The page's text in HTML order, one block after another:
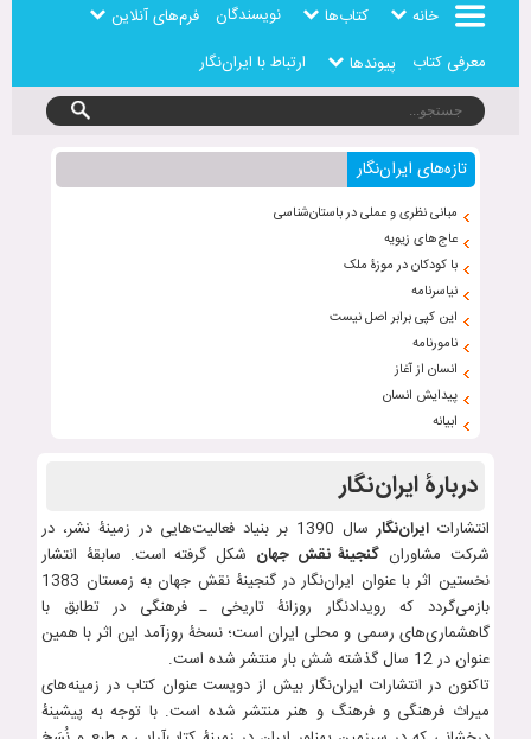
خانه کتاب‌ها نویسندگان
فرم‌های آنلاین
معرفی کتاب
پیوندها ارتباط با ایران‌نگار
تازه‌های ایران‌نگار
مبانی نظری و عملی در باستان‌شناسی
عاج‌های زیویه
با کودکان در موزۀ ملک
نیاسرنامه
این کپی برابر اصل نیست
نامورنامه
انسان از آغاز
پیدایش انسان
ابیانه
دربارۀ ایران‌نگار
انتشارات ایران‌نگار
سال 1390 بر بنیاد فعالیت‌هایی در زمینۀ نشر، در
شرکت مشاوران گنجینۀ نقش جهانشکل گرفته است. سابقۀ انتشار
نخستین اثر با عنوان ایران‌نگار در گنجینۀ نقش جهان به زمستان 1383
بازمی‌گردد که رویدادنگار روزانۀ تاریخی ـ فرهنگی در تطابق با
گاهشماری‌های رسمی و محلی ایران است؛ نسخۀ روزآمد این اثر با همین
عنوان در 12 سال گذشته شش بار منتشر شده است.
تاکنون در انتشارات ایران‌نگار بیش از دویست عنوان کتاب‌ در زمینه‌های
میراث فرهنگی و فرهنگ و هنر منتشر شده است. با توجه به پیشینۀ